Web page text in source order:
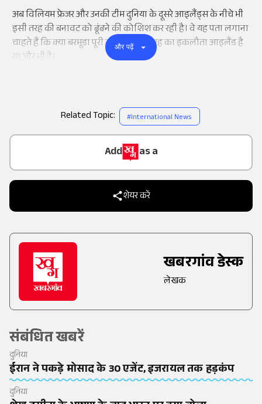
Add
as a
Trusted Source on
शेयर करें
खबरगांव डेस्क
लेखक
संबंधित खबरें
दुनिया
ईरान ने पकड़े मोसाद के 30 एजेंट, इजरायल तक हड़कंप
दुनिया
अब विलियम फ्रेजर और उनकी टीम दुनिया के दूसरे आइलैंड्स के नीचे भी
इसी तरह की बनावट को ढूंढने की कोशिश कर रही है। वे यह पता लगाना
चाहते हैं कि क्या बरमूडा पूरी दुनिया में इस तरह का इकलौता आइलैंड है
या और भी है।
और पढ़ें
Related Topic: #International News